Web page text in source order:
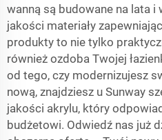
wanną są budowane na lata
jakości materiały
produkty to nie tylko
również ozdoba Twojej
od tego, czy modernizujesz
nową, znajdziesz u Sunway
jakości akrylu, który
budżetowi. Odwiedź nas już